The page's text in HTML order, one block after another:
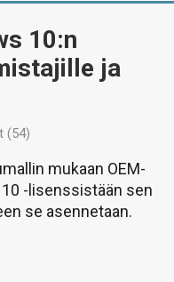
10:n
ja
(54)
mukaan OEM-
-lisenssistään sen
se asennetaan.